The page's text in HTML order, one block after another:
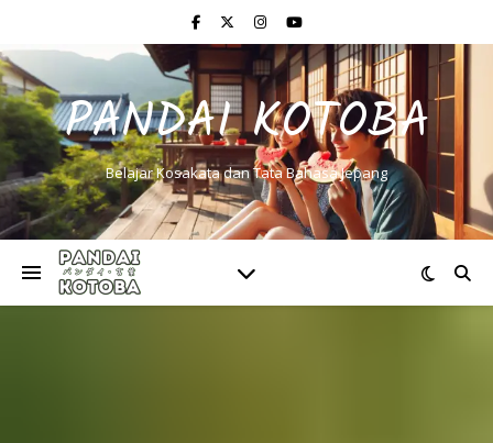
PANDAI KOTOBA
Belajar Kosakata dan Tata Bahasa Jepang